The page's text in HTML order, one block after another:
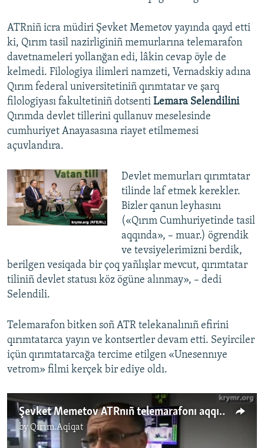
ATRniñ icra müdiri Şevket Memetov yayında qayd etti
ki, Qırım tasil nazirliginiñ memurlarına telemarafon
davetnameleri yollanğan edi, lâkin cevap öyle de
kelmedi. Filologiya ilimleri namzeti, Vernadskiy adına
Qırım federal universitetiniñ qırımtatar ve şarq
filologiyası fakultetiniñ dotsenti Lemara Selendilini
Qırımda devlet tillerini qullanuv meselesinde
cumhuriyet Anayasasına riayet etilmemesi
açuvlandıra.
Devlet memurları qırımtatar
tilinde laf etmek kerekler.
Bizler qanun leyhasını
(«Qırım Cumhuriyetinde tasil
aqqında», – muar.) ögrendik
ve tevsiyelerimizni berdik,
berilgen vesiqada bir çoq yañlışlar mevcut, qırımtatar
tiliniñ devlet statusı köz ögüne alınmay», – dedi
Selendili.
Telemarafon bitken soñ ATR telekanalınıñ efirini
qırımtatarca yayın ve kontsertler devam etti. Seyirciler
içün qırımtatarcağa tercime etilgen «Unesennıye
vetrom» filmi kerçek bir ediye oldı.
Şevket Memetov ATRnıñ telemarafonı aqqında
by Qırım.Aqiqat